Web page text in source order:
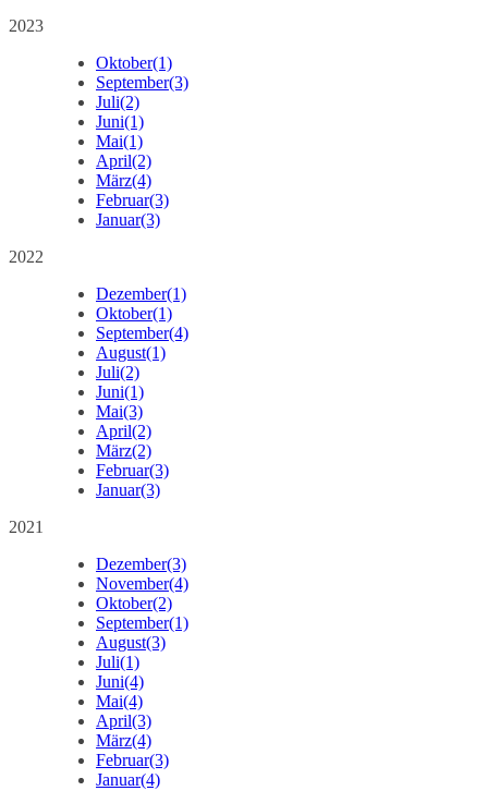
2023
Oktober(1)
September(3)
Juli(2)
Juni(1)
Mai(1)
April(2)
März(4)
Februar(3)
Januar(3)
2022
Dezember(1)
Oktober(1)
September(4)
August(1)
Juli(2)
Juni(1)
Mai(3)
April(2)
März(2)
Februar(3)
Januar(3)
2021
Dezember(3)
November(4)
Oktober(2)
September(1)
August(3)
Juli(1)
Juni(4)
Mai(4)
April(3)
März(4)
Februar(3)
Januar(4)